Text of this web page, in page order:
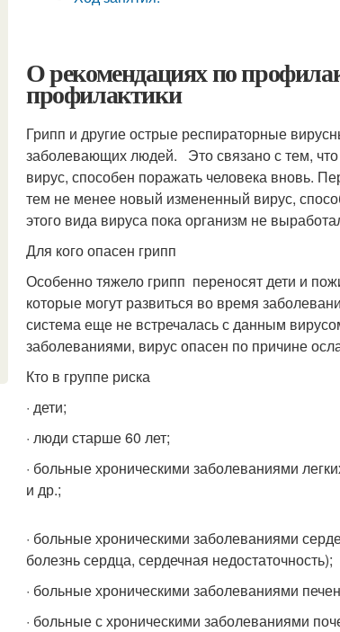
О рекомендациях по
профилактики
Грипп и другие острые респираторные
заболевающих людей. Это связано с тем,
вирус, способен поражать человека вновь.
тем не менее новый измененный вирус,
этого вида вируса пока организм не
Для кого опасен грипп
Особенно тяжело грипп переносят дети и
которые могут развиться во время
система еще не встречалась с данным
заболеваниями, вирус опасен по причине
Кто в группе риска
· дети;
· люди старше 60 лет;
· больные хроническими заболеваниями
и др.;
· больные хроническими заболеваниями
болезнь сердца, сердечная недостаточность);
· больные хроническими заболеваниями
· больные с хроническими заболеваниями